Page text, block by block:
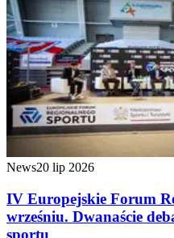
News20 lip 2026
IV Europejskie Forum
wrześniu. Dwanaście
sportu